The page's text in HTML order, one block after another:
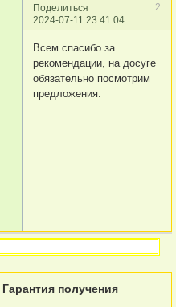
Поделиться
2
2024-07-11 23:41:04
Всем спасибо за
рекомендации, на досуге
обязательно посмотрим
предложения.
Гарантия получения